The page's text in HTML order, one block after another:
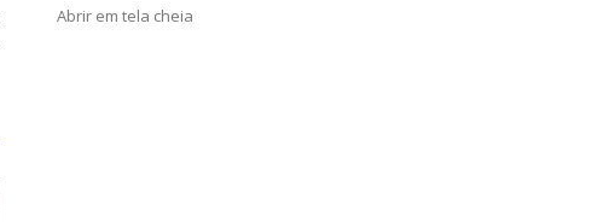
Abrir em tela cheia